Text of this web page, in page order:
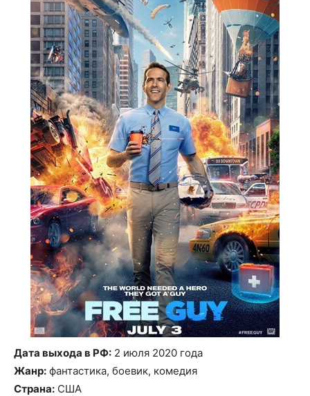
Дата выхода в РФ: 2 июля 2020 года
Жанр: фантастика, боевик, комедия
Страна: США